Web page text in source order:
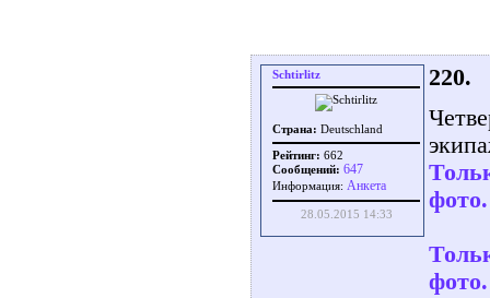
Schtirlitz
Страна: Deutschland
Рейтинг: 662
Сообщений: 647
Информация: Aнкета
28.05.2015 14:33
220.
фото.
фото.